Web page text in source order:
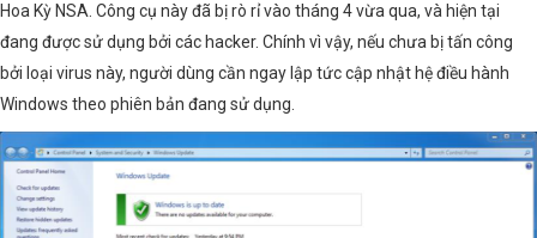
Hoa Kỳ NSA. Công cụ này đã bị rò rỉ vào tháng 4 vừa qua, và hiện tại
đang được sử dụng bởi các hacker. Chính vì vậy, nếu chưa bị tấn công
bởi loại virus này, người dùng cần ngay lập tức cập nhật hệ điều hành
Windows theo phiên bản đang sử dụng.